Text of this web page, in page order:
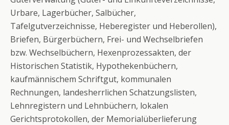
Urbare, Lagerbücher, Salbücher,
Tafelgutverzeichnisse, Heberegister und Heberollen),
Briefen, Bürgerbüchern, Frei- und Wechselbriefen
bzw. Wechselbüchern, Hexenprozessakten, der
Historischen Statistik, Hypothekenbüchern,
kaufmännischem Schriftgut, kommunalen
Rechnungen, landesherrlichen Schatzungslisten,
Lehnregistern und Lehnbüchern, lokalen
Gerichtsprotokollen, der Memorialüberlieferung